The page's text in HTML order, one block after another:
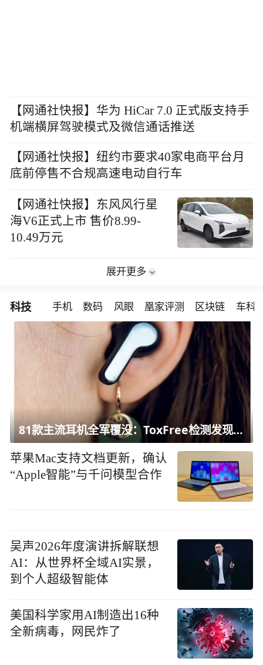
【网通社快报】华为 HiCar 7.0 正式版支持手
机端横屏驾驶模式及微信通话推送
【网通社快报】纽约市要求40家电商平台月
底前停售不合规高速电动自行车
【网通社快报】东风风行星
海V6正式上市 售价8.99-
10.49万元
展开更多
科技 手机 数码 风眼 凰家评测 区块链 车科
81款主流耳机全军覆没：ToxFree检测发现均含对人体有害化学物质
苹果Mac支持文档更新，确认
“Apple智能”与千问模型合作
吴声2026年度演讲拆解联想
AI：从世界杯全域AI实景，
到个人超级智能体
美国科学家用AI制造出16种
全新病毒，网民炸了